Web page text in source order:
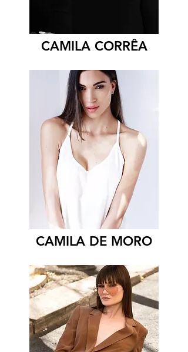
CAMILA CORRÊA
CAMILA DE MORO